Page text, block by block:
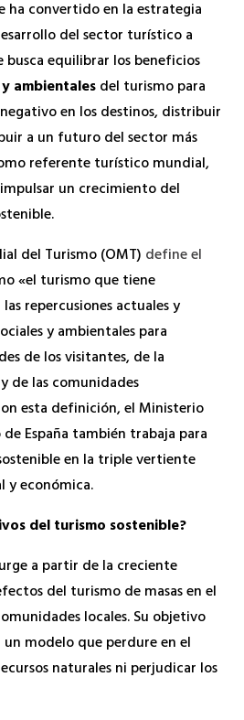
ha convertido en la estrategia
del sector turístico a
busca equilibrar los beneficios
ambientalesdel turismo para
en los destinos, distribuir
a un futuro del sector más
referente turístico mundial,
un crecimiento del
del Turismo (OMT) define el
«el turismo que tiene
repercusiones actuales y
y ambientales para
de los visitantes, de la
de las comunidades
esta definición, el Ministerio
España también trabaja para
en la triple vertiente
y económica.
del turismo sostenible?
a partir de la creciente
del turismo de masas en el
locales. Su objetivo
modelo que perdure en el
naturales ni perjudicar los